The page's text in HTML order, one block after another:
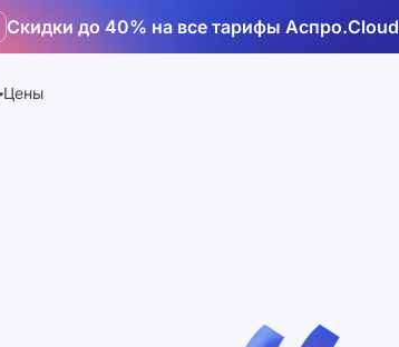
Скидки до 40% на все тарифы Аспро.Cloud
Цены